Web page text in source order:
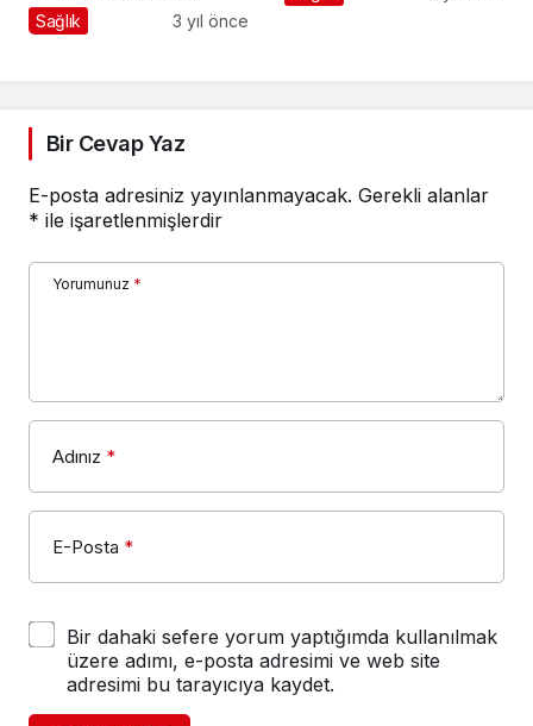
Sağlık 3 yıl önce
Bir Cevap Yaz
E-posta adresiniz yayınlanmayacak. Gerekli alanlar
* ile işaretlenmişlerdir
Yorumunuz *
Adınız *
E-Posta *
Bir dahaki sefere yorum yaptığımda kullanılmak
üzere adımı, e-posta adresimi ve web site
adresimi bu tarayıcıya kaydet.